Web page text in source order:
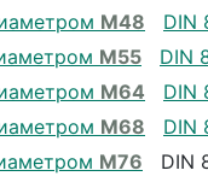
М48 DIN
М55 DIN
М64 DIN
М68 DIN
М76 DIN